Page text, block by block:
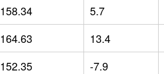
158.34 5.7
164.63 13.4
152.35 -7.9